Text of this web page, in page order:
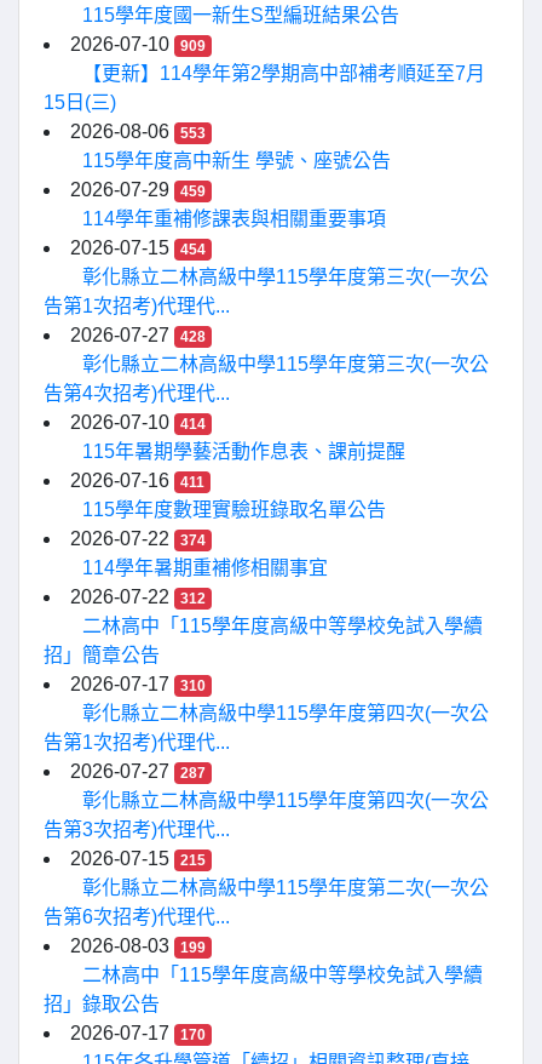
115學年度國一新生S型編班結果公告
2026-07-10
909
【更新】114學年第2學期高中部補考順延至7月
15日(三)
2026-08-06
553
115學年度高中新生 學號、座號公告
2026-07-29
459
114學年重補修課表與相關重要事項
2026-07-15
454
彰化縣立二林高級中學115學年度第三次(一次公
告第1次招考)代理代...
2026-07-27
428
彰化縣立二林高級中學115學年度第三次(一次公
告第4次招考)代理代...
2026-07-10
414
115年暑期學藝活動作息表、課前提醒
2026-07-16
411
115學年度數理實驗班錄取名單公告
2026-07-22
374
114學年暑期重補修相關事宜
2026-07-22
312
二林高中「115學年度高級中等學校免試入學續
招」簡章公告
2026-07-17
310
彰化縣立二林高級中學115學年度第四次(一次公
告第1次招考)代理代...
2026-07-27
287
彰化縣立二林高級中學115學年度第四次(一次公
告第3次招考)代理代...
2026-07-15
215
彰化縣立二林高級中學115學年度第二次(一次公
告第6次招考)代理代...
2026-08-03
199
二林高中「115學年度高級中等學校免試入學續
招」錄取公告
2026-07-17
170